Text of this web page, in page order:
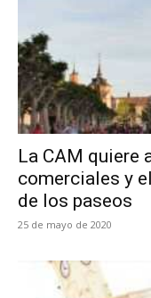
La CAM quiere
comerciales y
de los paseos
25 de mayo de 2020